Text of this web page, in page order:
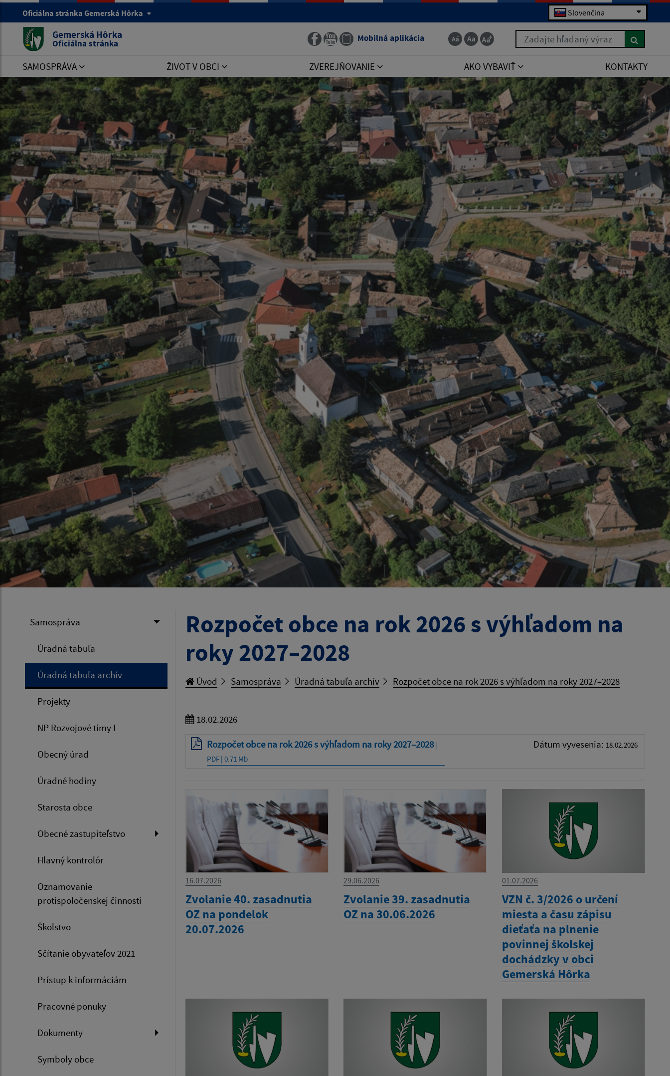
Oficiálna stránka Gemerská Hôrka Slovenčina
Gemerská Hôrka
Oficiálna stránka Mobilná aplikácia Zadajte hľadaný výraz
SAMOSPRÁVA ŽIVOT V OBCI ZVEREJŇOVANIE AKO VYBAVIŤ KONTAKTY
Samospráva
Úradná tabuľa
Úradná tabuľa archív
Projekty
NP Rozvojové tímy I
Obecný úrad
Úradné hodiny
Starosta obce
Obecné zastupiteľstvo
Hlavný kontrolór
Oznamovanie
protispoločenskej činnosti
Školstvo
Sčítanie obyvateľov 2021
Prístup k informáciám
Pracovné ponuky
Dokumenty
Symboly obce
Rozpočet obce na rok 2026 s výhľadom na
roky 2027–2028
Úvod Samospráva Úradná tabuľa archív Rozpočet obce na rok 2026 s výhľadom na roky 2027–2028
18.02.2026
Rozpočet obce na rok 2026 s výhľadom na roky 2027–2028|
PDF | 0.71 Mb
Dátum vyvesenia: 18.02.2026
16.07.2026
Zvolanie 40. zasadnutia
OZ na pondelok
20.07.2026
29.06.2026
Zvolanie 39. zasadnutia
OZ na 30.06.2026
01.07.2026
VZN č. 3/2026 o určení
miesta a času zápisu
dieťaťa na plnenie
povinnej školskej
dochádzky v obci
Gemerská Hôrka